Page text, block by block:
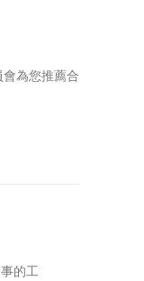
為您推薦合
的工